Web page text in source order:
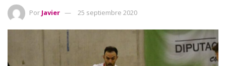
Por Javier 25 septiembre 2020